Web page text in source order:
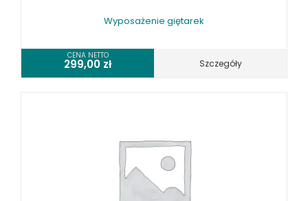
WYPOSAŻENIE WALCAREK
WYPOSAŻENIE WIERTAREK DO METALU
WYPOSAŻENIE WYKRAWAREK
URZĄDZENIA WARSZTATOWE I TRANSPORTOWE
SPRZĘT CZYSZCZĄCY
SPRĘŻARKI I NARZĘDZIA PNEUMATYCZNE
Wyposażenie giętarek
CENA NETTO
299,00 zł Szczegóły